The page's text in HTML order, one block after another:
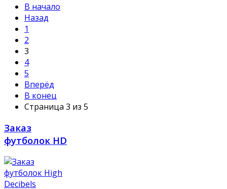
В начало
Назад
1
2
3
4
5
Вперёд
В конец
Страница 3 из 5
Заказ
футболок HD